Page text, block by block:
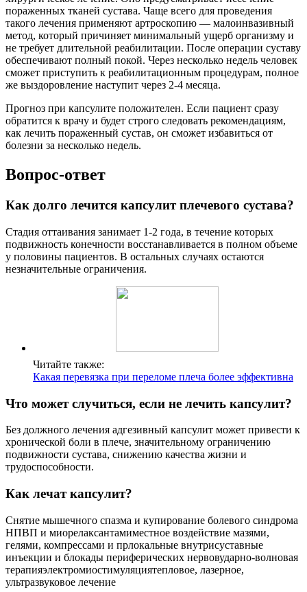
пораженных тканей сустава. Чаще всего для проведения
такого лечения применяют артроскопию — малоинвазивный
метод, который причиняет минимальный ущерб организму и
не требует длительной реабилитации. После операции суставу
обеспечивают полный покой. Через несколько недель человек
сможет приступить к реабилитационным процедурам, полное
же выздоровление наступит через 2-4 месяца.
Прогноз при капсулите положителен. Если пациент сразу
обратится к врачу и будет строго следовать рекомендациям,
как лечить пораженный сустав, он сможет избавиться от
болезни за несколько недель.
Вопрос-ответ
Как долго лечится капсулит плечевого сустава?
Стадия оттаивания занимает 1-2 года, в течение которых
подвижность конечности восстанавливается в полном объеме
у половины пациентов. В остальных случаях остаются
незначительные ограничения.
Читайте также:
Какая перевязка при переломе плеча более эффективна
Что может случиться, если не лечить капсулит?
Без должного лечения адгезивный капсулит может привести к
хронической боли в плече, значительному ограничению
подвижности сустава, снижению качества жизни и
трудоспособности.
Как лечат капсулит?
Снятие мышечного спазма и купирование болевого синдрома
НПВП и миорелаксантамиместное воздействие мазями,
гелями, компрессами и прлокальные внутрисуставные
инъекции и блокады периферических нервовударно-волновая
терапияэлектромиостимуляциятепловое, лазерное,
ультразвуковое лечение